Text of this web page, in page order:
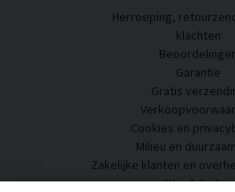
Herroeping,
klachten
Garantie
Gratis
Cookies en
Milieu en
Zakelijke klanten en
Word dealer